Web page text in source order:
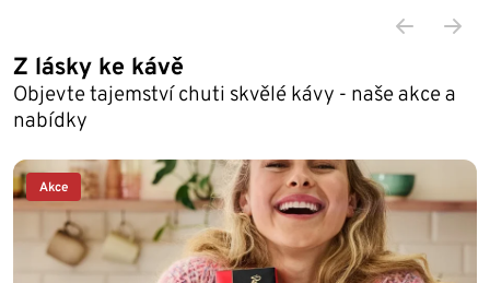
Z lásky ke kávě
Objevte tajemství chuti skvělé kávy - naše akce a
nabídky
Akce